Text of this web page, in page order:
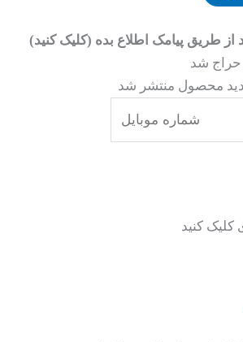
از طریق پیامک اطلاع بده (کلیک کنید)
حراج شد
محصول منتشر شد
کلیک کنید